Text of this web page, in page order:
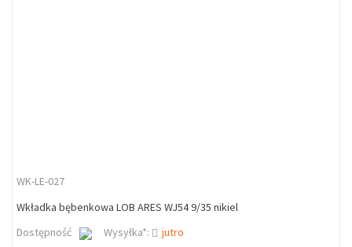
WK-LE-027
Wkładka bębenkowa LOB ARES WJ54 9/35 nikiel
Dostępność
Wysyłka*: jutro